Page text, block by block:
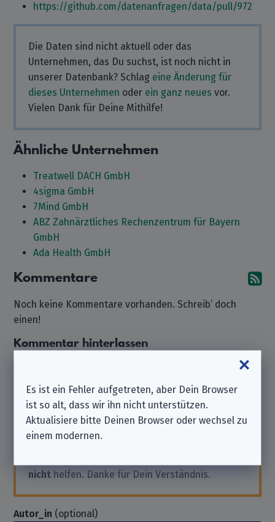
https://github.com/datenanfragen/data/pull/972
Die Daten sind nicht aktuell oder das
Unternehmen, das Du suchst, ist noch nicht in
unserer Datenbank? Schlag eine Änderung für
dieses Unternehmen oder ein ganz neues vor.
Vielen Dank für Deine Mithilfe!
Ähnliche Unternehmen
Treatwell DACH GmbH
4sigma GmbH
7Mind GmbH
ABZ Zahnärztliches Rechenzentrum für Bayern
GmbH
Ada Health GmbH
Kommentare
Noch keine Kommentare vorhanden. Schreib’ doch
einen!
Kommentar hinterlassen
Beachte bitte, dass wir ein
unabhängiger
Datenschutzvereinsind und nicht zu dem hier
aufgeführten Unternehmen gehören.
Solltest Du also Support benötigen oder eine
nicht helfen. Danke für Dein Verständnis.
Autor_in (optional)
Es ist ein Fehler aufgetreten, aber Dein Browser
ist so alt, dass wir ihn nicht unterstützen.
Aktualisiere bitte Deinen Browser oder wechsel zu
einem modernen.